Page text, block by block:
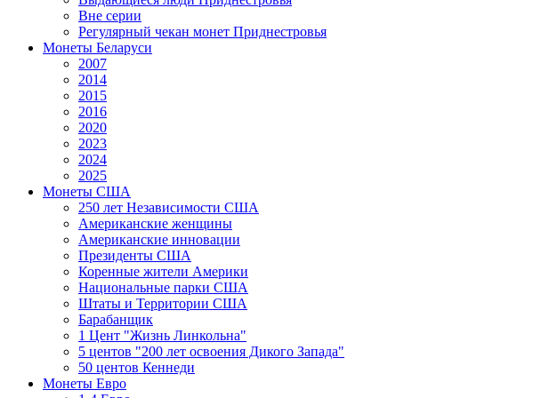
Вне серии
Регулярный чекан монет Приднестровья
Монеты Беларуси
2007
2014
2015
2016
2020
2023
2024
2025
Монеты США
250 лет Независимости США
Американские женщины
Американские инновации
Президенты США
Коренные жители Америки
Национальные парки США
Штаты и Территории США
Барабанщик
1 Цент "Жизнь Линкольна"
5 центов "200 лет освоения Дикого Запада"
50 центов Кеннеди
Монеты Евро